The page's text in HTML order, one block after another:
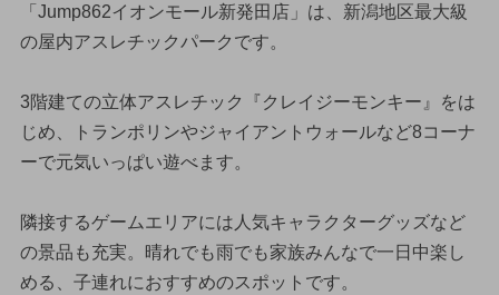
「Jump862イオンモール新発田店」は、新潟地区最大級
の屋内アスレチックパークです。
3階建ての立体アスレチック『クレイジーモンキー』をは
じめ、トランポリンやジャイアントウォールなど8コーナ
ーで元気いっぱい遊べます。
隣接するゲームエリアには人気キャラクターグッズなど
の景品も充実。晴れでも雨でも家族みんなで一日中楽し
める、子連れにおすすめのスポットです。